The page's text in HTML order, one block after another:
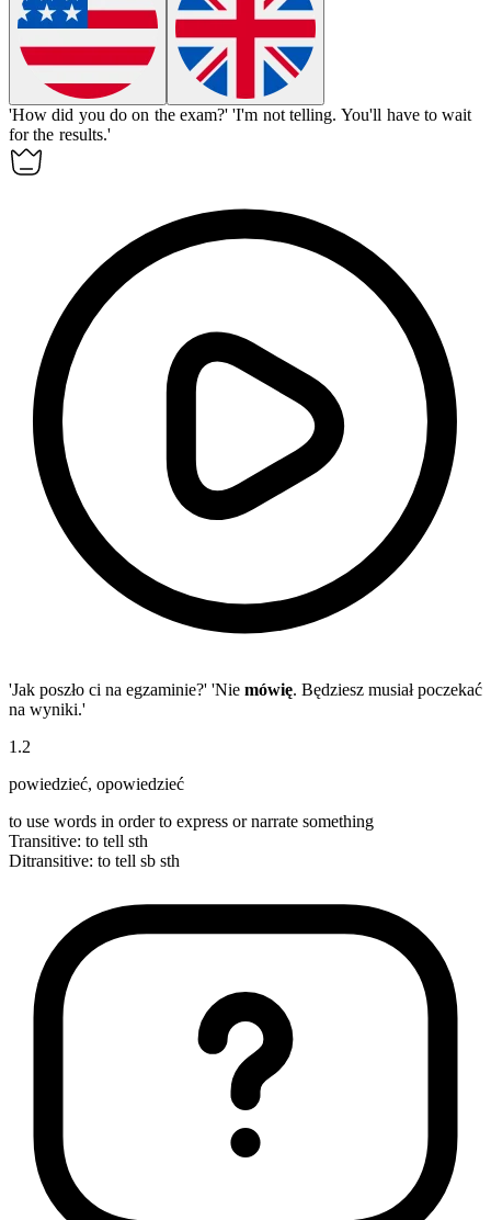
'How did you do on the exam?' 'I'm not telling. You'll have to wait
for the results.'
'Jak poszło ci na egzaminie?' 'Nie mówię. Będziesz musiał poczekać
na wyniki.'
1 .2
powiedzieć, opowiedzieć
to use words in order to express or narrate something
Transitive: to tell sth
Ditransitive: to tell sb sth